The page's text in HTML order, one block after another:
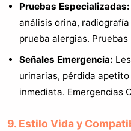
Pruebas Especializadas:
análisis orina,
prueba alergias.
Señales Emergencia:
urinarias, pérdida
inmediata. Emergencias
9. Estilo Vida y